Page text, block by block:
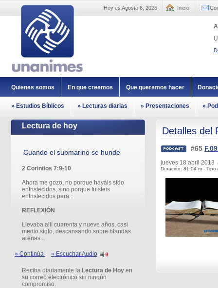
Hoy es Agosto 6, 2026 Inicio
Quienes somos En que creemos Que queremos hacer
» Estudios Bíblicos » Lecturas diarias » Presentaciones »
Lectura de hoy
Cuando el submarino se hunde
2 Corintios 7:9-10
Ahora me gozo, no porque hayáis sido
entristecidos, sino porque fuisteis
entristecidos para...
REFLEXIÓN
Llevaba allí cuarenta y nueve años, casi
medio siglo, descansando sobre blandas
arenas...
» Continúa » Escuchar Audio
Reciba diariamente la Lectura de Hoy en
su correo electrónico sin ningún
compromiso.
Detalles del
#65
jueves 18 abril 2013
Duración: 81:04 m -